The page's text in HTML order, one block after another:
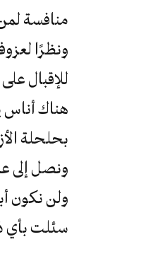
منافسة
ونظرًا
للإقبال
هناك أناس
بحلحلة
ونصل إلى
ولن نكون
سئلت بأي